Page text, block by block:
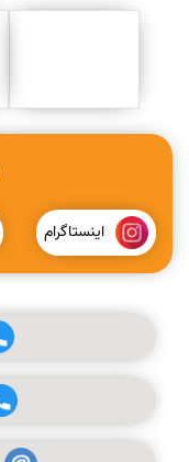
اینستاگرام